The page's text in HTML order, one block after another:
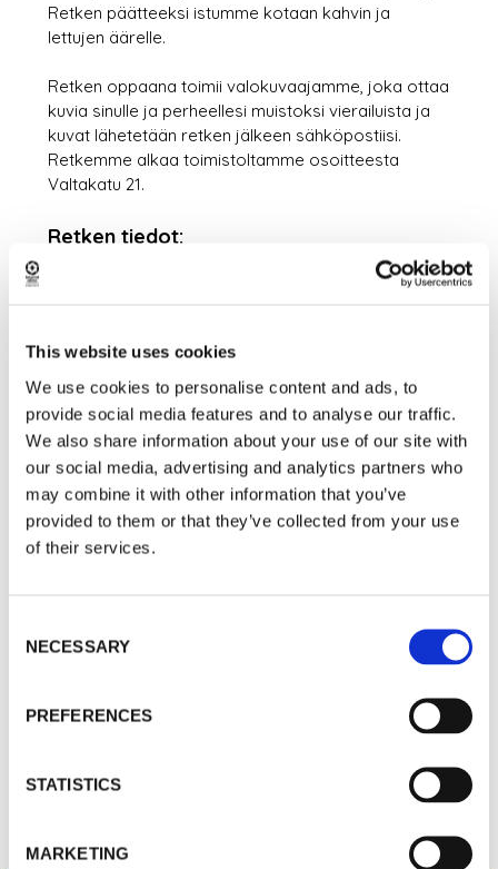
This website uses cookies
We use cookies to personalise content and ads, to
provide social media features and to analyse our traffic.
We also share information about your use of our site with
our social media, advertising and analytics partners who
may combine it with other information that you’ve
provided to them or that they’ve collected from your use
of their services.
Selection
NECESSARY
PREFERENCES
STATISTICS
MARKETING
Retken päätteeksi istumme kotaan kahvin ja
lettujen äärelle.
Retken oppaana toimii valokuvaajamme, joka ottaa
kuvia sinulle ja perheellesi muistoksi vierailuista ja
kuvat lähetetään retken jälkeen sähköpostiisi.
Retkemme alkaa toimistoltamme osoitteesta
Valtakatu 21.
Retken tiedot:
Saatavilla: 1. kesäkuuta – 30. syyskuuta
Retkeen sisältyy:
• Valokuvausopas
• Kahvi tai tee ja nuotio letut
• Haku hotellilta ja palautus hotellille (mikäli
tarvetta)
• Liikkuminen minibussilla
• Säänmukaiset ulkoiluvaatteet
115 € /henkilö